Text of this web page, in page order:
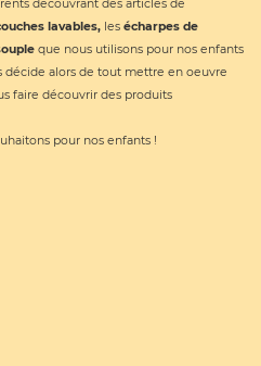
découvrant des articles de
lavables, les écharpes de
que nous utilisons pour nos enfants
alors de tout mettre en oeuvre
faire découvrir des produits
pour nos enfants !